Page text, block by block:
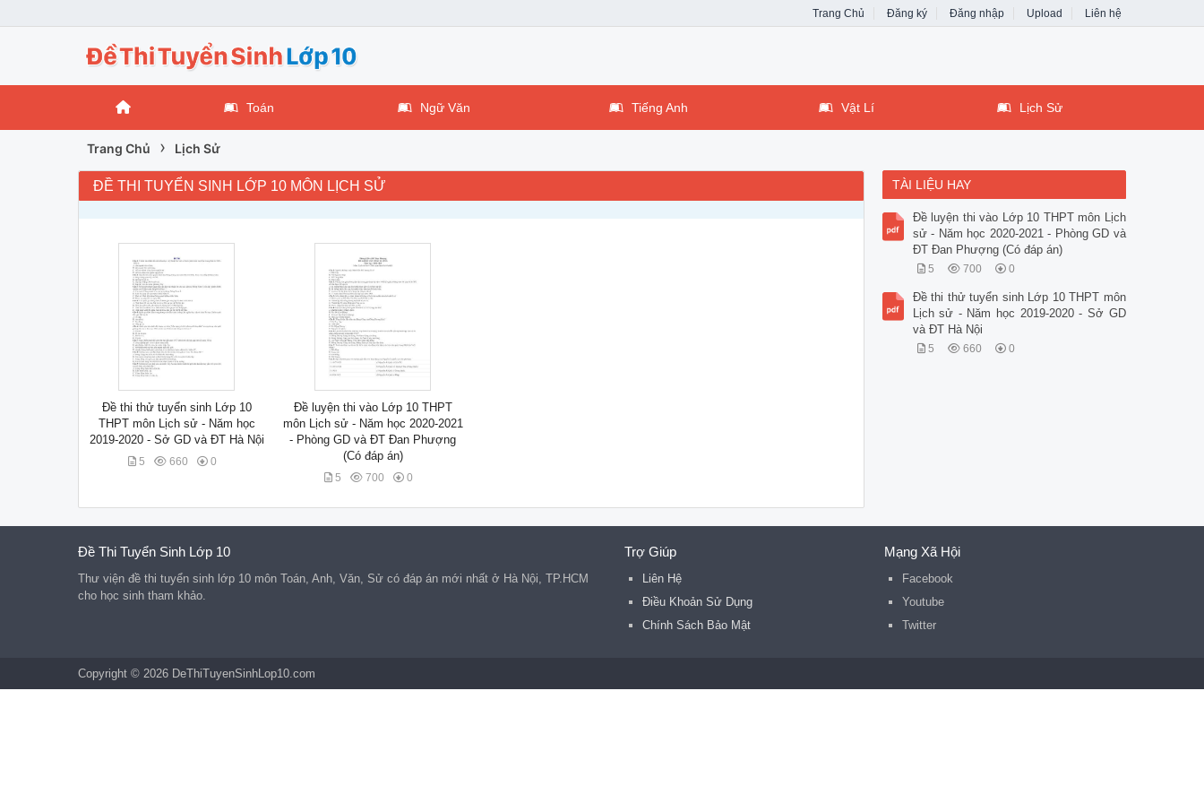
Trang Chủ Đăng ký Đăng nhập Upload Liên hệ
Toán Ngữ Văn Tiếng Anh Vật Lí Lịch Sử
Trang Chủ › Lịch Sử
ĐỀ THI TUYỂN SINH LỚP 10 MÔN LỊCH SỬ
Đề thi thử tuyển sinh Lớp 10
THPT môn Lịch sử - Năm học
2019-2020 - Sở GD và ĐT Hà Nội
5 660 0
Đề luyện thi vào Lớp 10 THPT
môn Lịch sử - Năm học 2020-2021
- Phòng GD và ĐT Đan Phượng
(Có đáp án)
5 700 0
TÀI LIỆU HAY
Đề luyện thi vào Lớp 10 THPT môn Lịch
sử - Năm học 2020-2021 - Phòng GD và
ĐT Đan Phượng (Có đáp án)
5 700 0
Đề thi thử tuyển sinh Lớp 10 THPT môn
Lịch sử - Năm học 2019-2020 - Sở GD
và ĐT Hà Nội
5 660 0
Đề Thi Tuyển Sinh Lớp 10
Thư viện đề thi tuyển sinh lớp 10 môn Toán, Anh, Văn, Sử có đáp án mới nhất ở Hà Nội, TP.HCM
cho học sinh tham khảo.
Trợ Giúp
Liên Hệ
Điều Khoản Sử Dụng
Chính Sách Bảo Mật
Mạng Xã Hội
Facebook
Youtube
Twitter
Copyright © 2026 DeThiTuyenSinhLop10.com